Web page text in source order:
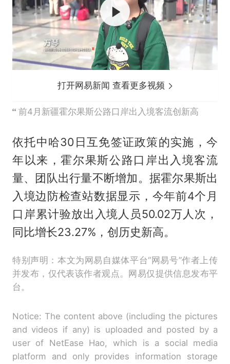
打开网易新闻 查看更多视频
前4月新疆霍尔果斯公路口岸出入境客流创新高
依托中哈30日互免签证政策的实施，今
年以来，霍尔果斯公路口岸出入境客流
量、团队出行量不断增加。据霍尔果斯出
入境边防检查站数据显示，今年前4个月
口岸累计验放出入境人员50.02万人次，
同比增长23.27%，创历史新高。
特别声明：本文为网易自媒体平台“网易号”作者上传
并发布，仅代表该作者观点。网易仅提供信息发布平
台。
Notice: The content above (including the pictures
and videos if any) is uploaded and posted by a
user of NetEase Hao, which is a social media
platform and only provides information storage